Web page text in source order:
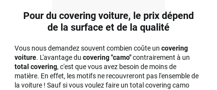
Pour du covering voiture, le prix dépend
de la surface et de la qualité
Vous nous demandez souvent combien coûte uncovering
voiture. L'avantage ducovering "camo"contrairement à un
total covering, c'est que vous avez besoin de moins de
matière. En effet, les motifs ne recouvreront pas l'ensemble de
la voiture ! Sauf si vous voulez faire un total covering camo